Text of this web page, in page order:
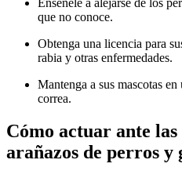
que no conoce.
Obtenga una licencia para
rabia y otras enfermedades.
Mantenga a sus mascotas
correa.
Cómo actuar ante
arañazos de perros y